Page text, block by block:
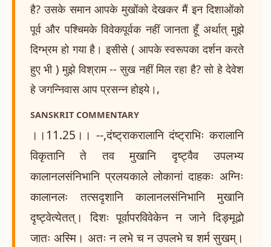
है? उसके समान आपके मुखोंको देखकर मैं इन दिशाओंको
पूर्व और पश्चिमके विवेकपूर्वक नहीं जानता हूँ अर्थात् मुझे
दिग्भ्रम हो गया है। इसीसे ( आपके स्वरूपका दर्शन करते
हुए भी ) मुझे विश्राम -- सुख नहीं मिल रहा है? सो हे देवेश
हे जगन्निवास आप प्रसन्न होइये।,
SANSKRIT COMMENTARY
।।11.25।। --,दंष्ट्राकरालानि दंष्ट्राभिः करालानि
विकृतानि ते तव मुखानि दृष्ट्वैव उपलभ्य
कालानलसंनिभानि प्रलयकाले लोकानां दाहकः अग्निः
कालानलः तत्सदृशानि कालानलसंनिभानि मुखानि
दृष्ट्वेत्येतत्। दिशः पूर्वापरविवेकेन न जाने दिङ्मूढो
जातः अस्मि। अतः न लभे च न उपलभे च शर्म सुखम्।